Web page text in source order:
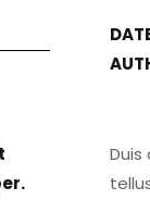
Duis